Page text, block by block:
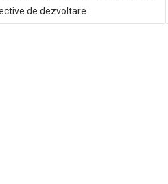
de dezvoltare